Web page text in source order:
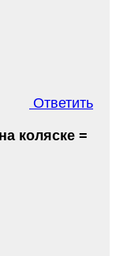
Ответить
коляске =